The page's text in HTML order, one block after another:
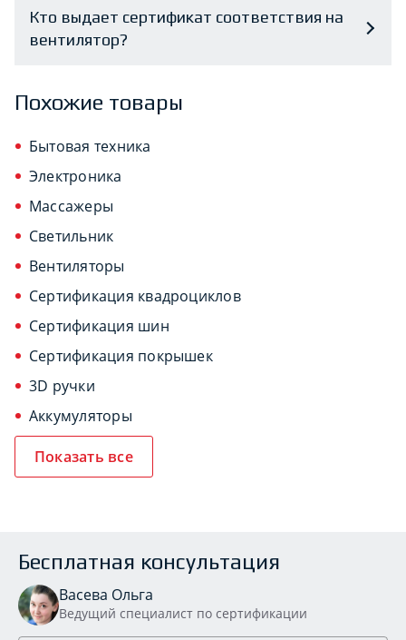
Кто выдает сертификат соответствия на
вентилятор?
Похожие товары
Бытовая техника
Электроника
Массажеры
Светильник
Вентиляторы
Сертификация квадроциклов
Сертификация шин
Сертификация покрышек
3D ручки
Аккумуляторы
Показать все
Бесплатная консультация
Васева Ольга
Ведущий специалист по сертификации